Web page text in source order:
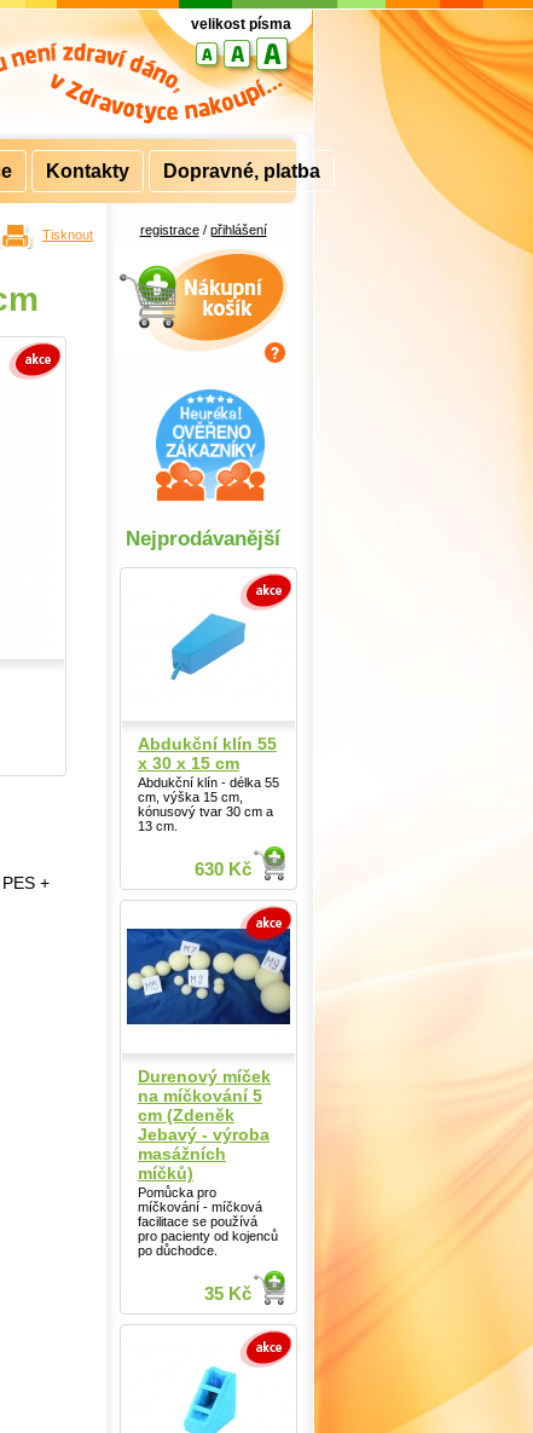
+
registrace/ přihlášení
Nákupní košík
velikost písma
Tisknout
Nejprodávanější
Abdukční klín 55
x 30 x 15 cm
Abdukční klín - délka 55
cm, výška 15 cm,
kónusový tvar 30 cm a
13 cm.
630 Kč
Durenový míček
na míčkování 5
cm (Zdeněk
Jebavý - výroba
masážních
míčků)
Pomůcka pro
míčkování - míčková
facilitace se používá
pro pacienty od kojenců
po důchodce.
35 Kč
Kontakty Dopravné, platba